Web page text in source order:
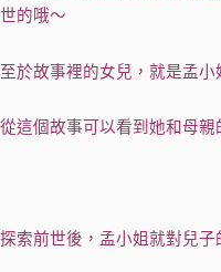
世的哦～
至於故事裡的女兒，就是孟小
從這個故事可以看到她和母親
探索前世後，孟小姐就對兒子